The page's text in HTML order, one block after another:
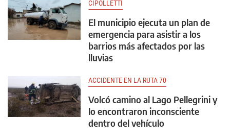
CIPOLLETTI
El municipio ejecuta un plan de
emergencia para asistir a los
barrios más afectados por las
lluvias
ACCIDENTE EN LA RUTA 70
Volcó camino al Lago Pellegrini y
lo encontraron inconsciente
dentro del vehículo